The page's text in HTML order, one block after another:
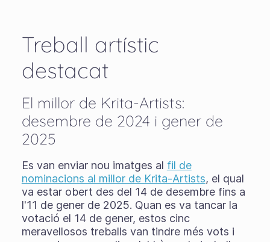
Treball artístic
destacat
El millor de Krita-Artists:
desembre de 2024 i gener de
2025
Es van enviar nou imatges al fil de
nominacions al millor de Krita-Artists, el qual
va estar obert des del 14 de desembre fins a
l'11 de gener de 2025. Quan es va tancar la
votació el 14 de gener, estos cinc
meravellosos treballs van tindre més vots i